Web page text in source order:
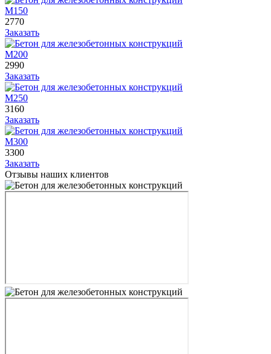
М150
2770
Заказать
М200
2990
Заказать
М250
3160
Заказать
М300
3300
Заказать
Отзывы наших клиентов